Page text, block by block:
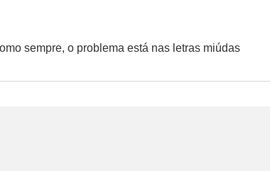
sempre, o problema está nas letras miúdas